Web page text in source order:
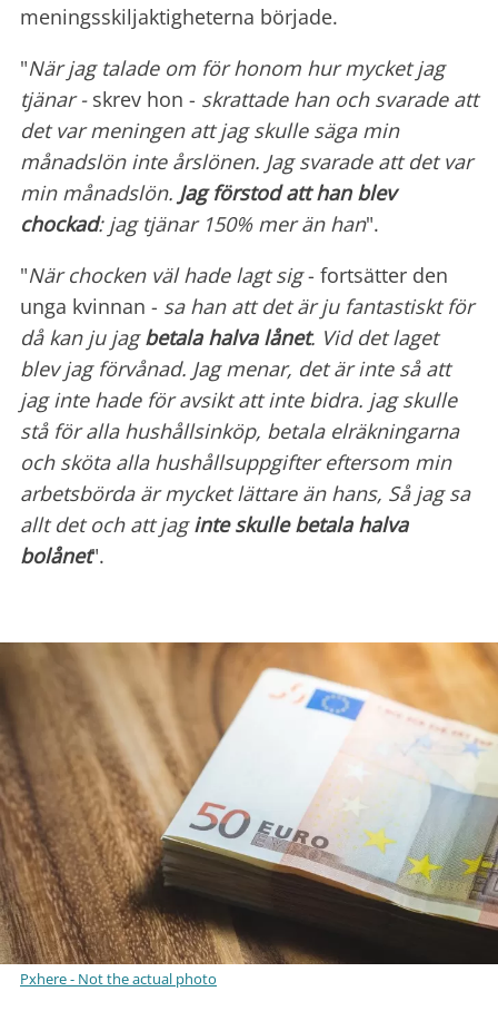
meningsskiljaktigheterna började.
"När jag talade om för honom hur mycket jag
tjänar - skrev hon - skrattade han och svarade att
det var meningen att jag skulle säga min
månadslön inte årslönen. Jag svarade att det var
min månadslön. Jag förstod att han blev
chockad: jag tjänar 150% mer än han".
"När chocken väl hade lagt sig- fortsätter den
unga kvinnan - sa han att det är ju fantastiskt för
då kan ju jagbetala halva lånet. Vid det laget
blev jag förvånad. Jag menar, det är inte så att
jag inte hade för avsikt att inte bidra. jag skulle
stå för alla hushållsinköp, betala elräkningarna
och sköta alla hushållsuppgifter eftersom min
arbetsbörda är mycket lättare än hans, Så jag sa
allt det och att jaginte skulle betala halva
bolånet".
Pxhere - Not the actual photo